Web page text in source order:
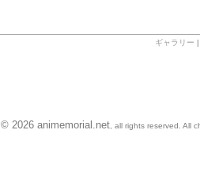
ギャラリー
© 2026 animemorial.net , all rights reserved. All